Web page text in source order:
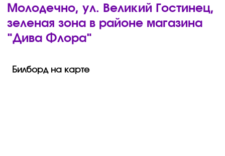
Молодечно, ул. Великий Гостинец,
зеленая зона в районе магазина
"Дива Флора"
Билборд на карте